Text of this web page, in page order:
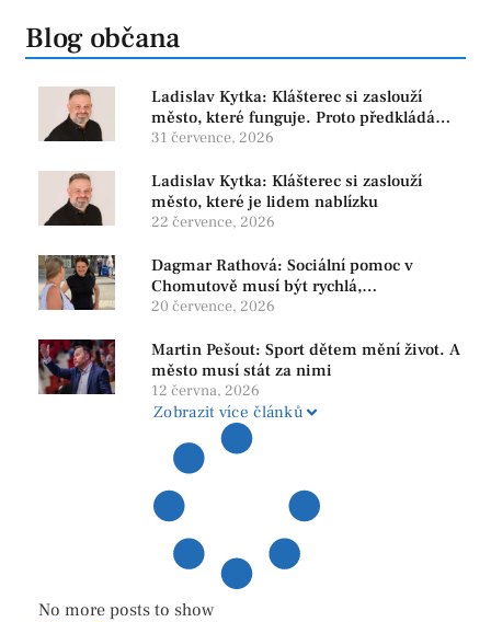
Blog občana
Ladislav Kytka: Klášterec si zaslouží
město, které funguje. Proto předkládáme
program, který řeší skutečné problémy
31 července, 2026
Ladislav Kytka: Klášterec si zaslouží
město, které je lidem nablízku
22 července, 2026
Dagmar Rathová: Sociální pomoc v
Chomutově musí být rychlá,
srozumitelná a férová. Ne udržovat lidi v
20 července, 2026
Martin Pešout: Sport dětem mění život. A
město musí stát za nimi
12 června, 2026
Zobrazit více článků
No more posts to show